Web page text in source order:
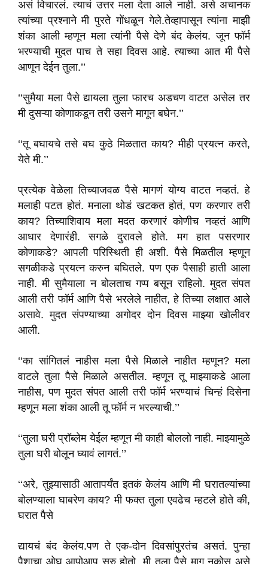
असं विचारलं. त्याचं उत्तर मला देता आले नाही. असे अचानक
त्यांच्या प्रश्नाने मी पुरते गोंधळून गेले.तेव्हापासून त्यांना माझी
शंका आली म्हणून मला त्यांनी पैसे देणे बंद केलंय. जून फॉर्म
भरण्याची मुदत पाच ते सहा दिवस आहे. त्याच्या आत मी पैसे
आणून देईन तुला.’’
‘‘सुमैया मला पैसे द्यायला तुला फारच अडचण वाटत असेल तर
मी दुसऱ्या कोणाकडून तरी उसने मागून बघेन.’’
‘‘तू बघायचे तसे बघ कुठे मिळतात काय? मीही प्रयत्न करते,
येते मी.’’
प्रत्येक वेळेला तिच्याजवळ पैसे मागणं योग्य वाटत नव्हतं. हे
मलाही पटत होतं. मनाला थोडं खटकत होतं, पण करणार तरी
काय? तिच्याशिवाय मला मदत करणारं कोणीच नव्हतं आणि
आधार देणारंही. सगळे दुरावले होते. मग हात पसरणार
कोणाकडे? आपली परिस्थिती ही अशी. पैसे मिळतील म्हणून
सगळीकडे प्रयत्न करुन बघितले. पण एक पैसाही हाती आला
नाही. मी सुमैयाला न बोलताच गप्प बसून राहिलो. मुदत संपत
आली तरी फॉर्म आणि पैसे भरलेले नाहीत, हे तिच्या लक्षात आले
असावे. मुदत संपण्याच्या अगोदर दोन दिवस माझ्या खोलीवर
आली.
‘‘का सांगितलं नाहीस मला पैसे मिळाले नाहीत म्हणून? मला
वाटले तुला पैसे मिळाले असतील. म्हणून तू माझ्याकडे आला
नाहीस, पण मुदत संपत आली तरी फॉर्म भरण्याचं चिन्हं दिसेना
म्हणून मला शंका आली तू फॉर्म न भरल्याची.’’
‘‘तुला घरी प्रॉब्लेम येईल म्हणून मी काही बोललो नाही. माझ्यामुळे
तुला घरी बोलून घ्यावं लागतं.’’
‘‘अरे, तुझ्यासाठी आतापर्यंत इतकं केलंय आणि मी घरातल्यांच्या
बोलण्याला घाबरेण काय? मी फक्त तुला एवढेच म्हटले होते की,
घरात पैसे
द्यायचं बंद केलंय.पण ते एक-दोन दिवसांपुरतंच असतं. पुन्हा
पैशाचा ओघ आपोआप सुरु होतो. मी तुला पैसे मागू नकोस असे